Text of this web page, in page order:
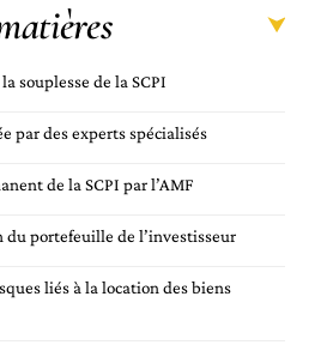
souplesse de la SCPI
par des experts spécialisés
de la SCPI par l’AMF
du portefeuille de l’investisseur
liés à la location des biens